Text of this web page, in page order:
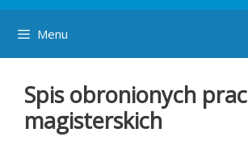
Menu
Spis obronionych prac
magisterskich